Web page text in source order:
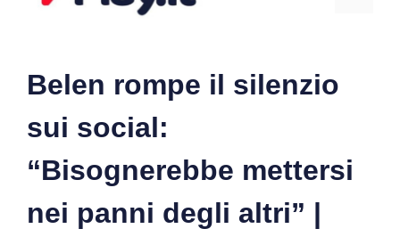
Belen rompe il silenzio
sui social:
“Bisognerebbe mettersi
nei panni degli altri” |